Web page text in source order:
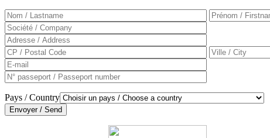
Pays / Country